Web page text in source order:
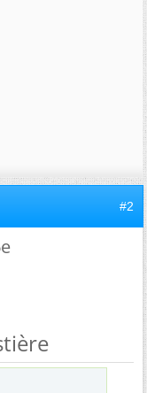
#2